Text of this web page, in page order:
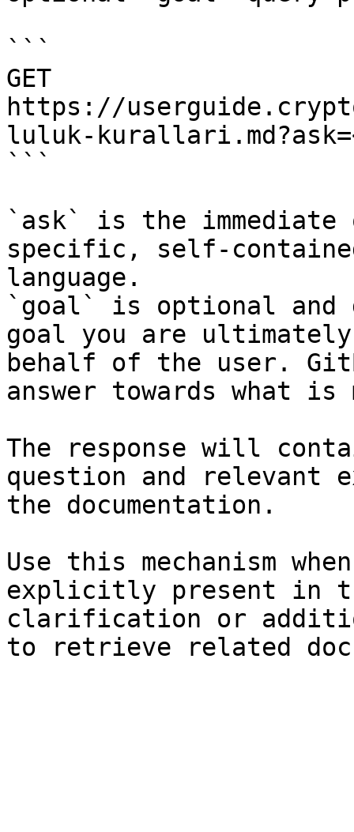
```
GET
https://
luluk-
```
`ask` is the
specific, self-
language.
`goal` is optional and
goal you are
behalf of the user.
answer towards what
The response will
question and relevant
the documentation.
Use this mechanism
explicitly present in
clarification or